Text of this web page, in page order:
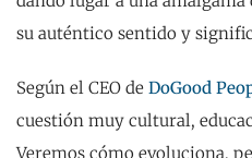
su auténtico sentido y
Según el CEO de DoGood
cuestión muy cultural,
Veremos cómo evoluciona,